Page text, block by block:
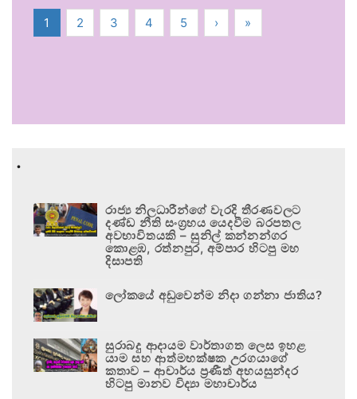
1 2 3 4 5 › »
.
රාජ්‍ය නිලධාරීන්ගේ වැරදි තීරණවලට
දණ්ඩ නීති සංග්‍රහය යෙදවීම බරපතල
අවභාවිතයකි – සුනිල් කන්නන්ගර
කොළඹ, රත්නපුර, අම්පාර හිටපු මහ
දිසාපති
ලෝකයේ අඩුවෙන්ම නිදා ගන්නා ජාතිය?
සුරාබදු ආදායම වාර්තාගත ලෙස ඉහළ
යාම සහ ආත්මභක්ෂක උරගයාගේ
කතාව – ආචාර්ය ප්‍රණීත් අභයසුන්දර
හිටපු මානව විද්‍යා මහාචාර්ය